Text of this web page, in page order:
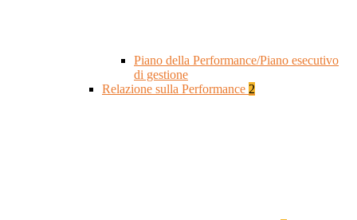
Piano della Performance/Piano esecutivo
di gestione
Relazione sulla Performance 2